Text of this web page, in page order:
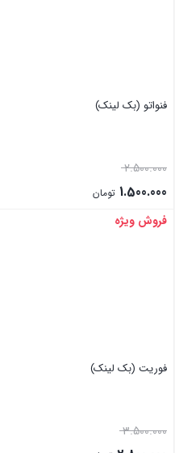
فنواتو (بک لینک)
2.500.000
1.500.000 تومان
بستن
فروش ویژه
فوریت (بک لینک)
3.500.000